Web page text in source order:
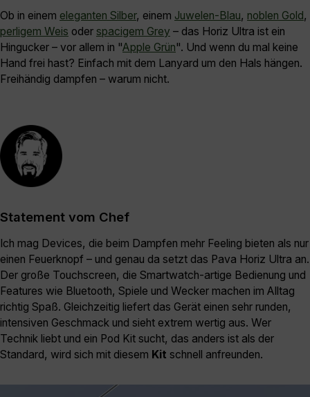
Ob in einem eleganten Silber, einem Juwelen-Blau, noblen Gold,
perligem Weis oder spacigem Grey – das Horiz Ultra ist ein
Hingucker – vor allem in "Apple Grün". Und wenn du mal keine
Hand frei hast? Einfach mit dem Lanyard um den Hals hängen.
Freihändig dampfen – warum nicht.
Statement vom Chef
Ich mag Devices, die beim Dampfen mehr Feeling bieten als nur
einen Feuerknopf – und genau da setzt das Pava Horiz Ultra an.
Der große Touchscreen, die Smartwatch-artige Bedienung und
Features wie Bluetooth, Spiele und Wecker machen im Alltag
richtig Spaß. Gleichzeitig liefert das Gerät einen sehr runden,
intensiven Geschmack und sieht extrem wertig aus. Wer
Technik liebt und ein Pod Kit sucht, das anders ist als der
Standard, wird sich mit diesem Kit schnell anfreunden.